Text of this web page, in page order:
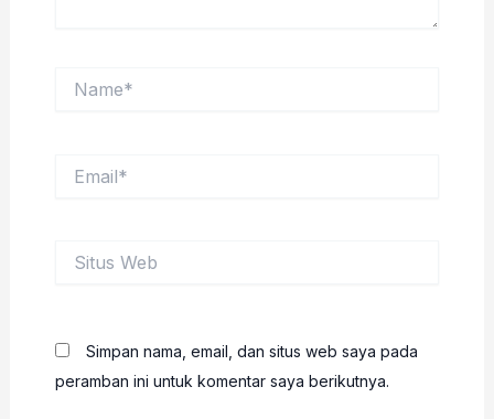
Web
Simpan nama, email, dan situs web saya pada
peramban ini untuk komentar saya berikutnya.